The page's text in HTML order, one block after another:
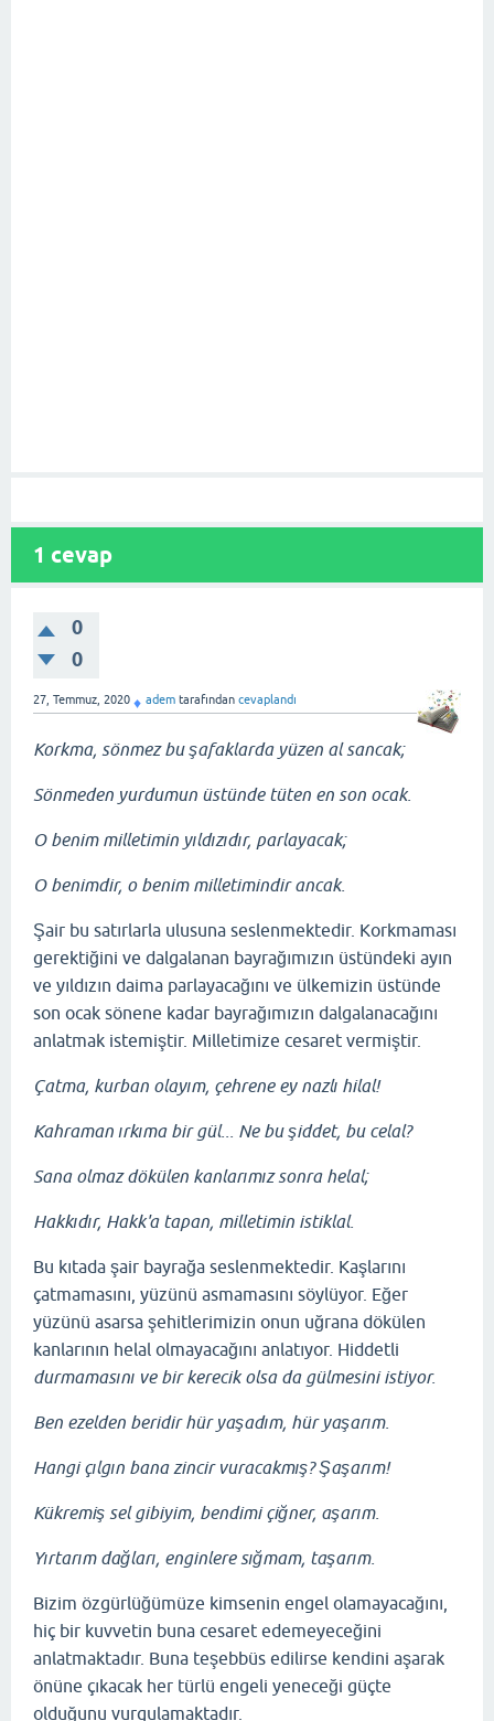
1 cevap
0
0
27, Temmuz, 2020 ♦ adem tarafından cevaplandı
Korkma, sönmez bu şafaklarda yüzen al sancak;
Sönmeden yurdumun üstünde tüten en son ocak.
O benim milletimin yıldızıdır, parlayacak;
O benimdir, o benim milletimindir ancak.
Şair bu satırlarla ulusuna seslenmektedir. Korkmaması
gerektiğini ve dalgalanan bayrağımızın üstündeki ayın
ve yıldızın daima parlayacağını ve ülkemizin üstünde
son ocak sönene kadar bayrağımızın dalgalanacağını
anlatmak istemiştir. Milletimize cesaret vermiştir.
Çatma, kurban olayım, çehrene ey nazlı hilal!
Kahraman ırkıma bir gül... Ne bu şiddet, bu celal?
Sana olmaz dökülen kanlarımız sonra helal;
Hakkıdır, Hakk'a tapan, milletimin istiklal.
Bu kıtada şair bayrağa seslenmektedir. Kaşlarını
çatmamasını, yüzünü asmamasını söylüyor. Eğer
yüzünü asarsa şehitlerimizin onun uğrana dökülen
kanlarının helal olmayacağını anlatıyor. Hiddetli
durmamasını ve bir kerecik olsa da gülmesini istiyor.
Ben ezelden beridir hür yaşadım, hür yaşarım.
Hangi çılgın bana zincir vuracakmış? Şaşarım!
Kükremiş sel gibiyim, bendimi çiğner, aşarım.
Yırtarım dağları, enginlere sığmam, taşarım.
Bizim özgürlüğümüze kimsenin engel olamayacağını,
hiç bir kuvvetin buna cesaret edemeyeceğini
anlatmaktadır. Buna teşebbüs edilirse kendini aşarak
önüne çıkacak her türlü engeli yeneceği güçte
olduğunu vurgulamaktadır.